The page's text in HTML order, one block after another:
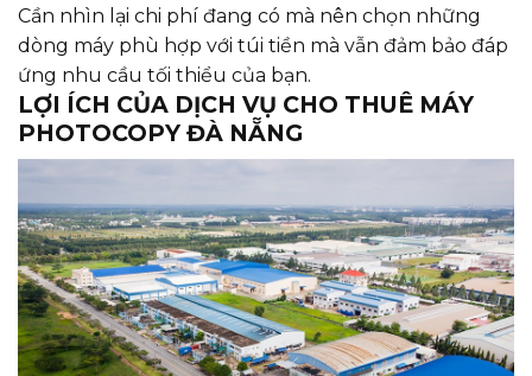
Cần nhìn lại chi phí đang có mà nên chọn những
dòng máy phù hợp với túi tiền mà vẫn đảm bảo đáp
ứng nhu cầu tối thiểu của bạn.
LỢI ÍCH CỦA DỊCH VỤ CHO THUÊ MÁY
PHOTOCOPY ĐÀ NẴNG